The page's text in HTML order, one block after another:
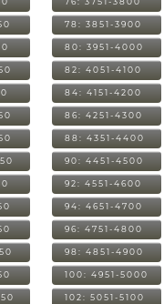
78: 3851-3900
80: 3951-4000
82: 4051-4100
84: 4151-4200
86: 4251-4300
88: 4351-4400
90: 4451-4500
92: 4551-4600
94: 4651-4700
96: 4751-4800
98: 4851-4900
100: 4951-5000
102: 5051-5100